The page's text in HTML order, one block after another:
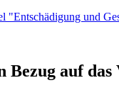
"Entschädigung und
Bezug auf